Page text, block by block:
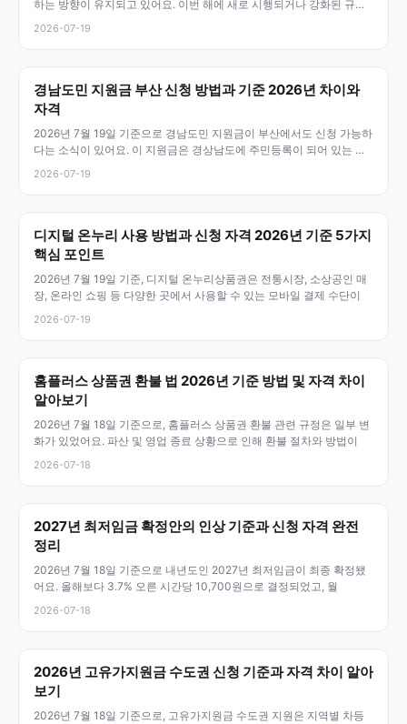
하는 방향이 유지되고 있어요. 이번 해에 새로 시행되거나 강화된 규제
2026-07-19
경남도민 지원금 부산 신청 방법과 기준 2026년 차이와
자격
2026년 7월 19일 기준으로 경남도민 지원금이 부산에서도 신청 가능하
다는 소식이 있어요. 이 지원금은 경상남도에 주민등록이 되어 있는 도
2026-07-19
디지털 온누리 사용 방법과 신청 자격 2026년 기준 5가지
핵심 포인트
2026년 7월 19일 기준, 디지털 온누리상품권은 전통시장, 소상공인 매
장, 온라인 쇼핑 등 다양한 곳에서 사용할 수 있는 모바일 결제 수단이
2026-07-19
홈플러스 상품권 환불 법 2026년 기준 방법 및 자격 차이
알아보기
2026년 7월 18일 기준으로, 홈플러스 상품권 환불 관련 규정은 일부 변
화가 있었어요. 파산 및 영업 종료 상황으로 인해 환불 절차와 방법이
2026-07-18
2027년 최저임금 확정안의 인상 기준과 신청 자격 완전
정리
2026년 7월 18일 기준으로 내년도인 2027년 최저임금이 최종 확정됐
어요. 올해보다 3.7% 오른 시간당 10,700원으로 결정되었고, 월
2026-07-18
2026년 고유가지원금 수도권 신청 기준과 자격 차이 알아
보기
2026년 7월 18일 기준으로, 고유가지원금 수도권 지원은 지역별 차등